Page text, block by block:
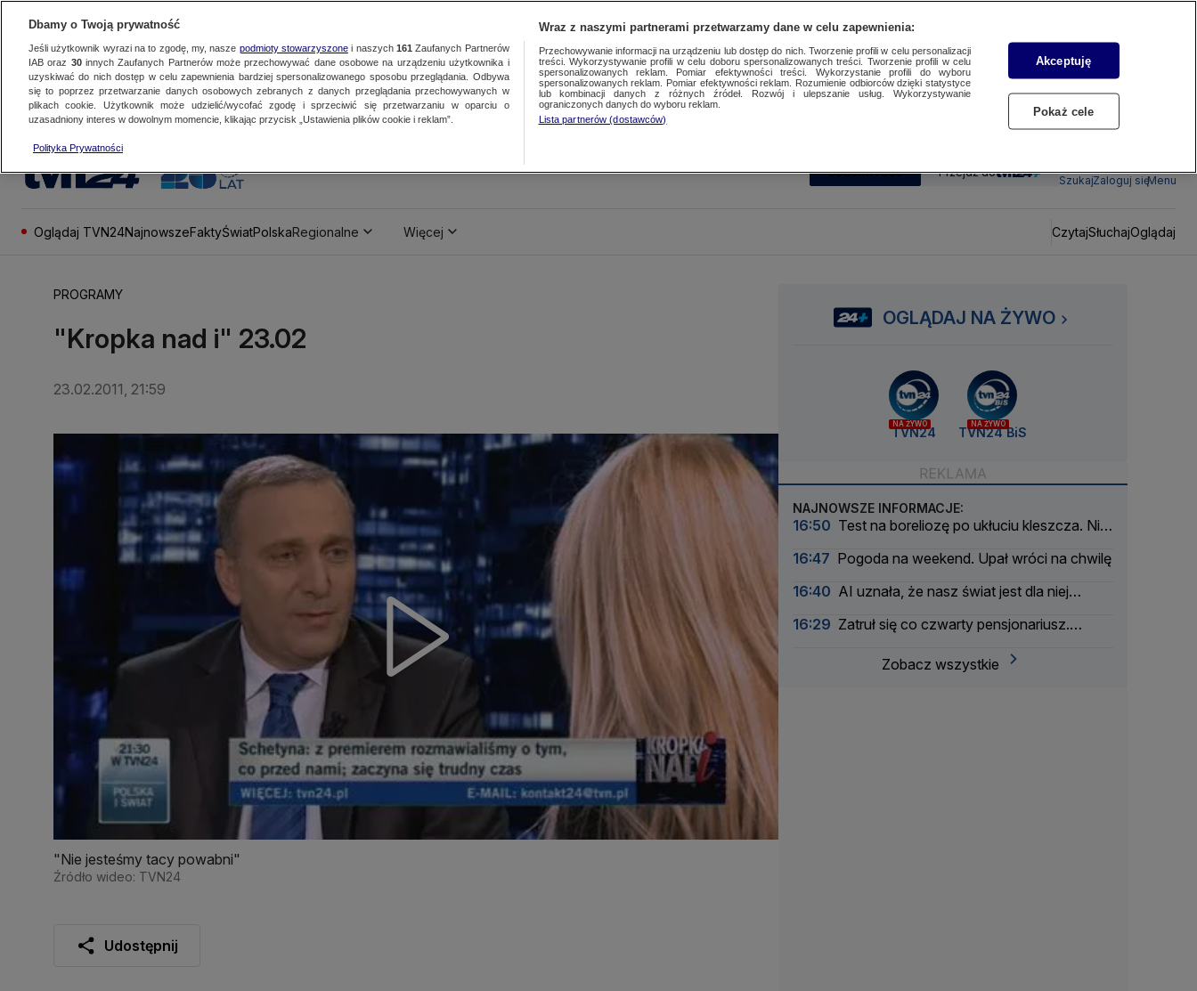
SUBSKRYBUJ Przejdź do
SzukajZaloguj sięMenu
Oglądaj TVN24NajnowszeFaktyŚwiatPolskaRegionalne Więcej CzytajSłuchajOglądaj
PROGRAMY
"Kropka nad i" 23.02
23.02.2011, 21:59
"Nie jesteśmy tacy powabni"
Źródło wideo: TVN24
Udostępnij
OGLĄDAJ NA ŻYWO
NA ŻYWO
TVN24
NA ŻYWO
TVN24 BiS
NAJNOWSZE INFORMACJE:
16:50 Test na boreliozę po ukłuciu kleszcza. Nie
16:47 Pogoda na weekend. Upał wróci na chwilę
16:40 AI uznała, że nasz świat jest dla niej
16:29 Zatruł się co czwarty pensjonariusz.
Zobacz wszystkie
Dbamy o Twoją prywatność
Jeśli użytkownik wyrazi na to zgodę, my, nasze podmioty stowarzyszonei naszych 161 Zaufanych Partnerów
IAB oraz 30innych Zaufanych Partnerów może przechowywać dane osobowe na urządzeniu użytkownika i
uzyskiwać do nich dostęp w celu zapewnienia bardziej spersonalizowanego sposobu przeglądania. Odbywa
się to poprzez przetwarzanie danych osobowych zebranych z danych przeglądania przechowywanych w
plikach cookie. Użytkownik może udzielić/wycofać zgodę i sprzeciwić się przetwarzaniu w oparciu o
uzasadniony interes w dowolnym momencie, klikając przycisk „Ustawienia plików cookie i reklam”.
Polityka Prywatności
Wraz z naszymi partnerami przetwarzamy dane w celu zapewnienia:
Przechowywanie informacji na urządzeniu lub dostęp do nich. Tworzenie profili w celu personalizacji
treści. Wykorzystywanie profili w celu doboru spersonalizowanych treści. Tworzenie profili w celu
spersonalizowanych reklam. Pomiar efektywności treści. Wykorzystanie profili do wyboru
spersonalizowanych reklam. Pomiar efektywności reklam. Rozumienie odbiorców dzięki statystyce
lub kombinacji danych z różnych źródeł. Rozwój i ulepszanie usług. Wykorzystywanie
ograniczonych danych do wyboru reklam.
Lista partnerów (dostawców)
Akceptuję
Pokaż cele